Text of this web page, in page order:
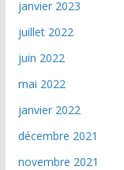
janvier 2023
juillet 2022
juin 2022
mai 2022
janvier 2022
décembre 2021
novembre 2021